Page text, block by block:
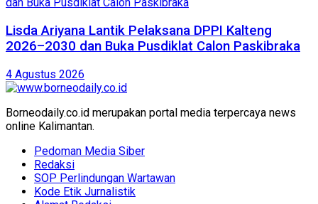
Lisda Ariyana Lantik Pelaksana DPPI Kalteng
2026–2030 dan Buka Pusdiklat Calon Paskibraka
4 Agustus 2026
Borneodaily.co.id merupakan portal media terpercaya news
online Kalimantan.
Pedoman Media Siber
Redaksi
SOP Perlindungan Wartawan
Kode Etik Jurnalistik